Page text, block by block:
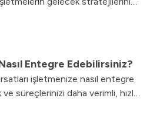
rekabet gücünü artıran 6 kritik
Entegre Edebilirsiniz?
işletmenize nasıl entegre
süreçlerinizi daha verimli, hızlı
için detaylı rehberimize